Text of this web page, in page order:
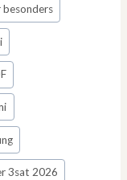
3sat 2026